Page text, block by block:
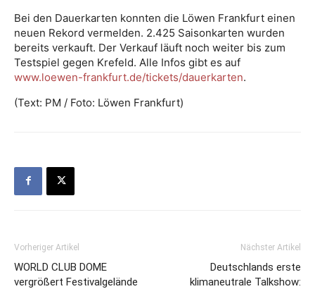
Bei den Dauerkarten konnten die Löwen Frankfurt einen
neuen Rekord vermelden. 2.425 Saisonkarten wurden
bereits verkauft. Der Verkauf läuft noch weiter bis zum
Testspiel gegen Krefeld. Alle Infos gibt es auf
www.loewen-frankfurt.de/tickets/dauerkarten.
(Text: PM / Foto: Löwen Frankfurt)
Vorheriger Artikel
WORLD CLUB DOME
vergrößert Festivalgelände
Nächster Artikel
Deutschlands erste
klimaneutrale Talkshow: